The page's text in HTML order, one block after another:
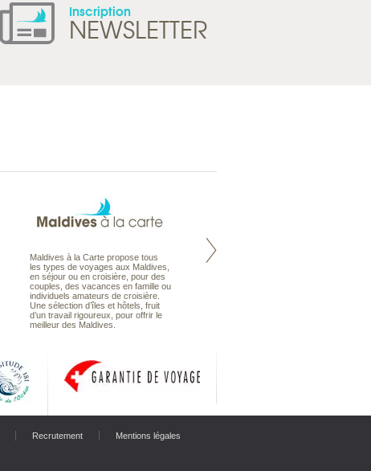
Inscription
NEWSLETTER
Maldives à la Carte propose tous
les types de voyages aux Maldives,
en séjour ou en croisière, pour des
couples, des vacances en famille ou
individuels amateurs de croisière.
Une sélection d’îles et hôtels, fruit
d’un travail rigoureux, pour offrir le
meilleur des Maldives.
Notre site Odyssee est un portail
Recrutement
Mentions légales